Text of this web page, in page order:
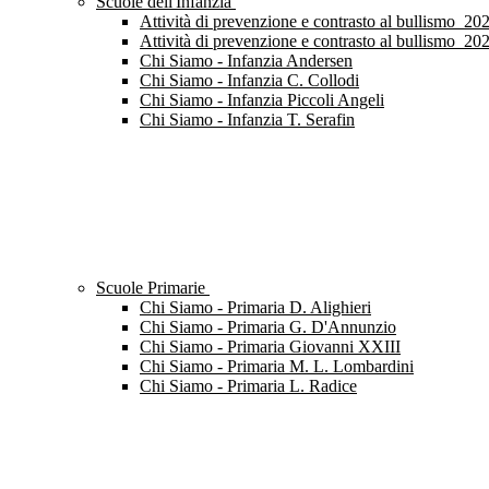
Attività di prevenzione e contrasto al
Attività di prevenzione e contrasto al
Chi Siamo - Infanzia Andersen
Chi Siamo - Infanzia C. Collodi
Chi Siamo - Infanzia Piccoli Angeli
Chi Siamo - Infanzia T. Serafin
Scuole Primarie
Chi Siamo - Primaria D. Alighieri
Chi Siamo - Primaria G. D'Annunzio
Chi Siamo - Primaria Giovanni XXIII
Chi Siamo - Primaria M. L. Lombardini
Chi Siamo - Primaria L. Radice